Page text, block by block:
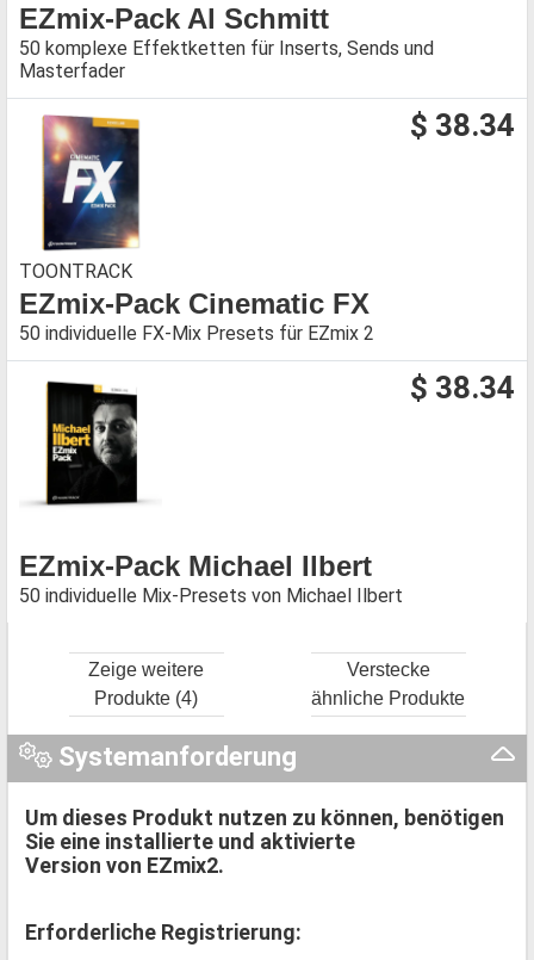
EZmix-Pack Al Schmitt
50 komplexe Effektketten für Inserts, Sends und
Masterfader
$ 38.34
TOONTRACK
EZmix-Pack Cinematic FX
50 individuelle FX-Mix Presets für EZmix 2
$ 38.34
EZmix-Pack Michael Ilbert
50 individuelle Mix-Presets von Michael Ilbert
Zeige weitere
Produkte (4)
Verstecke
ähnliche Produkte
Systemanforderung
Um dieses Produkt nutzen zu können, benötigen
Sie eine installierte und aktivierte
Version von EZmix2.
Erforderliche Registrierung: